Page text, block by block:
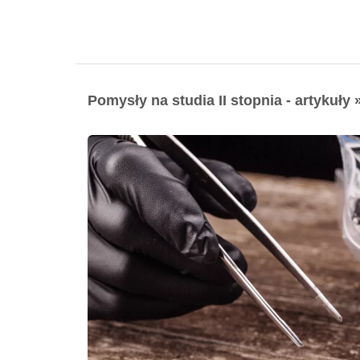
Pomysły na studia II stopnia - artykuły